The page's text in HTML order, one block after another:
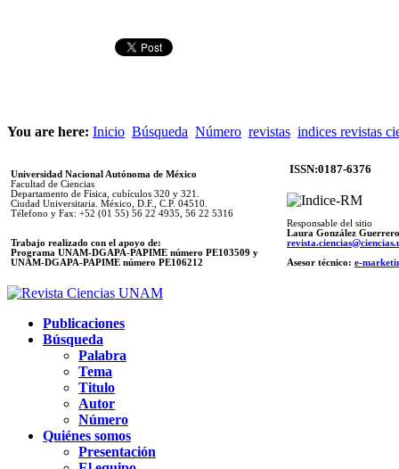
You are here: Inicio Búsqueda Número revistas indices revistas
Universidad Nacional Autónoma de México
Facultad de Ciencias
Departamento de Física, cubículos 320 y 321.
Ciudad Universitaria. México, D.F., C.P. 04510.
Télefono y Fax: +52 (01 55) 56 22 4935, 56 22 5316
Trabajo realizado con el apoyo de:
Programa UNAM-DGAPA-PAPIME número PE103509 y
UNAM-DGAPA-PAPIME número PE106212
ISSN:0187-6376
Responsable del sitio
Laura González Guerrero
Asesor técnico: e-
Publicaciones
Búsqueda
Palabra
Tema
Titulo
Autor
Número
Quiénes somos
Presentación